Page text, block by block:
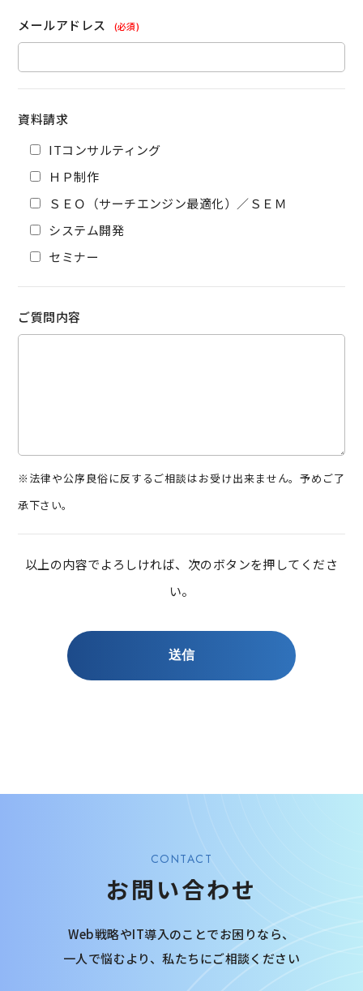
メールアドレス (必須)
資料請求
ITコンサルティング
ＨＰ制作
ＳＥＯ（サーチエンジン最適化）／ＳＥＭ
システム開発
セミナー
ご質問内容
※法律や公序良俗に反するご相談はお受け出来ません。予めご了
承下さい。
以上の内容でよろしければ、次のボタンを押してくださ
い。
CONTACT
お問い合わせ
Web戦略やIT導入のことでお困りなら、
一人で悩むより、私たちにご相談ください